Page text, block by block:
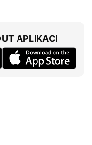
APLIKACI